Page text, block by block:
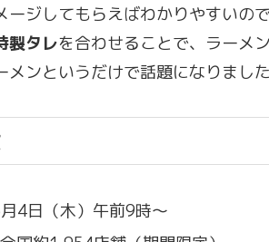
ージしてもらえばわかりやすいの
製タレを合わせることで、ラーメ
メンというだけで話題になりま
4日（木）午前9時〜